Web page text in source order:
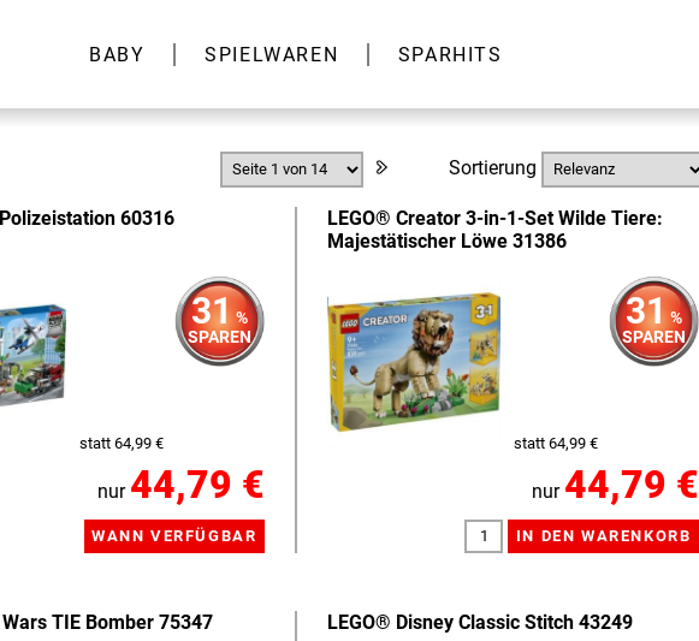
BABY SPIELWAREN SPARHITS
Sortierung
60316
31 %
SPAREN
statt 64,99 €
nur 44,79 €
LEGO® Creator 3-in-1-Set Wilde Tiere:
Majestätischer Löwe 31386
31 %
SPAREN
statt 64,99 €
nur 44,79 €
TIE Bomber 75347 LEGO® Disney Classic Stitch 43249